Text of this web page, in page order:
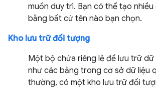
muốn duy trì. Bạn có thể tạo nhiều
bằng bất cứ tên nào bạn chọn.
Kho lưu trữ đối tượng
Một bộ chứa riêng lẻ để lưu trữ
như các bảng trong cơ sở dữ liệu
thường, có một kho lưu trữ đối